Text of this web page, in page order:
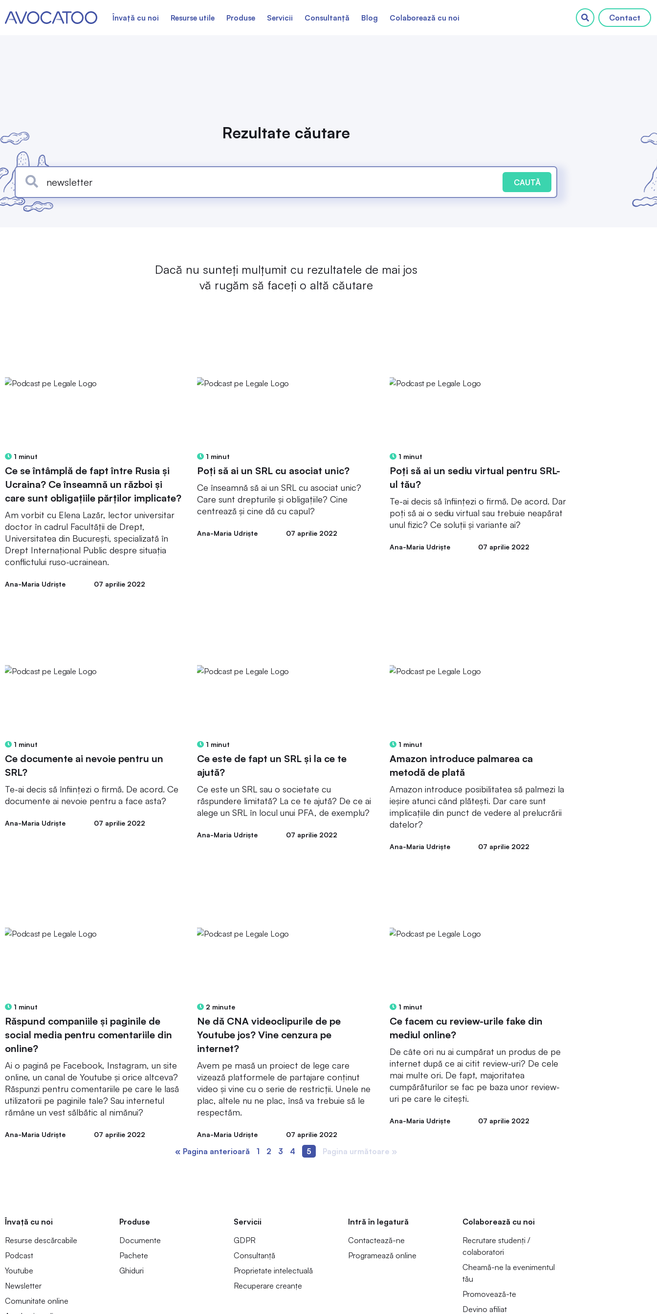
Contact
Învață cu noi Resurse utile Produse Servicii Consultanță Blog Colaborează cu noi
Rezultate căutare
CAUTĂ
Dacă nu sunteți mulțumit cu rezultatele de mai jos
vă rugăm să faceți o altă căutare
1 minut
Ce se întâmplă de fapt între Rusia și
Ucraina? Ce înseamnă un război și
care sunt obligațiile părților implicate?
Am vorbit cu Elena Lazăr, lector universitar
doctor în cadrul Facultății de Drept,
Universitatea din București, specializată în
Drept Internațional Public despre situația
conflictului ruso-ucrainean.
Ana-Maria Udriște 07 aprilie 2022
1 minut
Poți să ai un SRL cu asociat unic?
Ce înseamnă să ai un SRL cu asociat unic?
Care sunt drepturile și obligațiile? Cine
centrează și cine dă cu capul?
Ana-Maria Udriște 07 aprilie 2022
1 minut
Poți să ai un sediu virtual pentru SRL-
ul tău?
Te-ai decis să înființezi o firmă. De acord. Dar
poți să ai o sediu virtual sau trebuie neapărat
unul fizic? Ce soluții și variante ai?
Ana-Maria Udriște 07 aprilie 2022
1 minut
Ce documente ai nevoie pentru un
SRL?
Te-ai decis să înființezi o firmă. De acord. Ce
documente ai nevoie pentru a face asta?
Ana-Maria Udriște 07 aprilie 2022
1 minut
Ce este de fapt un SRL și la ce te
ajută?
Ce este un SRL sau o societate cu
răspundere limitată? La ce te ajută? De ce ai
alege un SRL în locul unui PFA, de exemplu?
Ana-Maria Udriște 07 aprilie 2022
1 minut
Amazon introduce palmarea ca
metodă de plată
Amazon introduce posibilitatea să palmezi la
ieșire atunci când plătești. Dar care sunt
implicațiile din punct de vedere al prelucrării
datelor?
Ana-Maria Udriște 07 aprilie 2022
1 minut
Răspund companiile și paginile de
social media pentru comentariile din
online?
Ai o pagină pe Facebook, Instagram, un site
online, un canal de Youtube și orice altceva?
Răspunzi pentru comentariile pe care le lasă
utilizatorii pe paginile tale? Sau internetul
rămâne un vest sălbătic al nimănui?
Ana-Maria Udriște 07 aprilie 2022
2 minute
Ne dă CNA videoclipurile de pe
Youtube jos? Vine cenzura pe
internet?
Avem pe masă un proiect de lege care
vizează platformele de partajare conținut
video și vine cu o serie de restricții. Unele ne
plac, altele nu ne plac, însă va trebuie să le
respectăm.
Ana-Maria Udriște 07 aprilie 2022
1 minut
Ce facem cu review-urile fake din
mediul online?
De câte ori nu ai cumpărat un produs de pe
internet după ce ai citit review-uri? De cele
mai multe ori. De fapt, majoritatea
cumpărăturilor se fac pe baza unor review-
uri pe care le citești.
Ana-Maria Udriște 07 aprilie 2022
« Pagina anterioară 1 2 3 4 5 Pagina următoare »
Învață cu noi
Resurse descărcabile
Podcast
Youtube
Newsletter
Comunitate online
Produse
Documente
Pachete
Ghiduri
Servicii
GDPR
Consultanță
Proprietate intelectuală
Recuperare creanțe
Intră în legatură
Contactează-ne
Programează online
Colaborează cu noi
Recrutare studenți /
colaboratori
Cheamă-ne la evenimentul
tău
Promovează-te
Devino afiliat